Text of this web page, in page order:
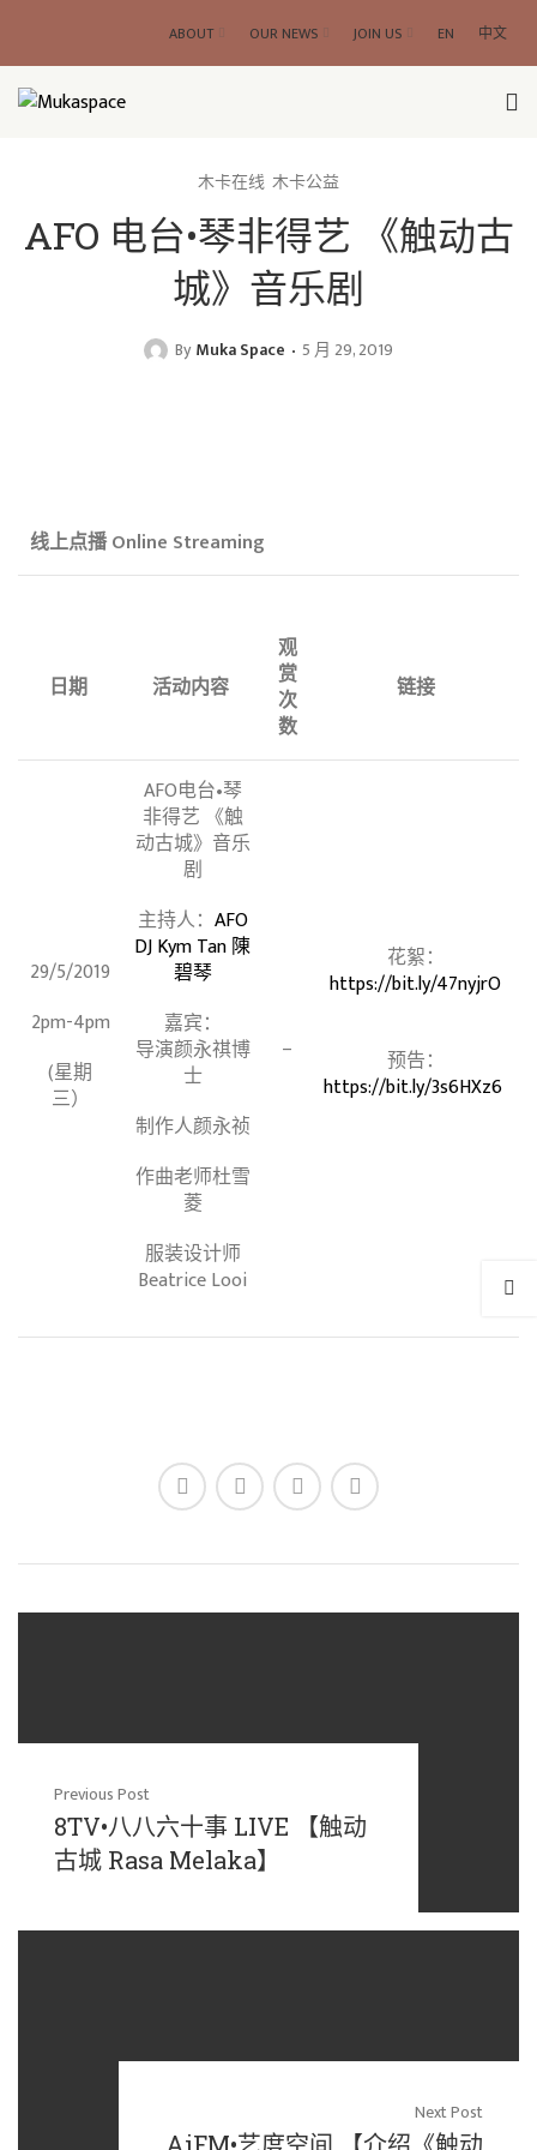
ABOUT OUR NEWS JOIN US EN 中文
木卡在线 木卡公益
AFO 电台•琴非得艺 《触动古
城》音乐剧
By Muka Space 5 月 29, 2019
线上点播 Online Streaming
日期 活动内容
观
赏
次
数
链接
29/5/2019
2pm-4pm
(星期
三）
AFO电台•琴
非得艺 《触
动古城》音乐
剧
主持人： AFO
DJ Kym Tan 陳
碧琴
嘉宾：
导演颜永祺博
士
制作人颜永祯
作曲老师杜雪
菱
服装设计师
Beatrice Looi
–
花絮：
https://bit.ly/47nyjrO
预告：
https://bit.ly/3s6HXz6
Previous Post
8TV•八八六十事 LIVE 【触动
古城 Rasa Melaka】
Next Post